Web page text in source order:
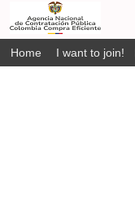
Home I want to join!